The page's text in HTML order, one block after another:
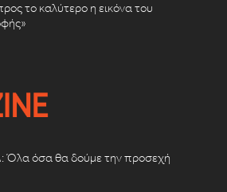
το καλύτερο η εικόνα του
όσα θα δούμε την προσεχή